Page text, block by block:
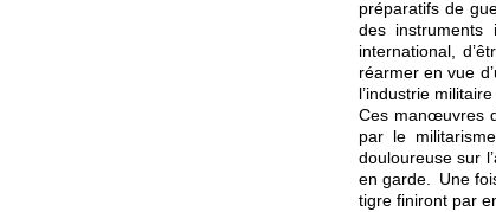
préparatifs de
des instruments
international,
réarmer en vue
l’industrie
Ces manœuvres
par le
douloureuse sur
en garde. Une
tigre finiront par